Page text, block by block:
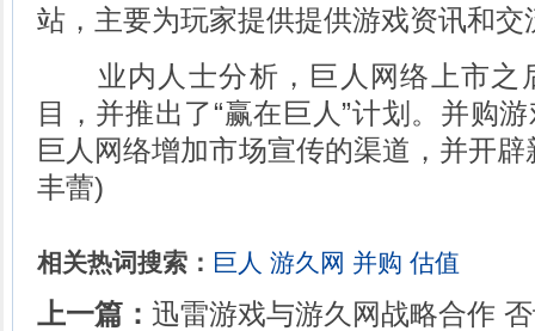
站，主要为玩家提供提供游戏资讯和
业内人士分析，巨人网络上市之
目，并推出了“赢在巨人”计划。并购
巨人网络增加市场宣传的渠道，并开
丰蕾)
相关热词搜索： 巨人 游久网 并购 估值
上一篇： 迅雷游戏与游久网战略合作